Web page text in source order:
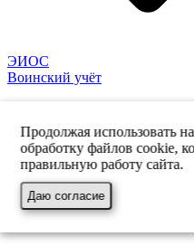
ЭИОС
Воинский учёт
Продолжая использовать
обработку файлов cookie,
правильную работу сайта.
Даю согласие